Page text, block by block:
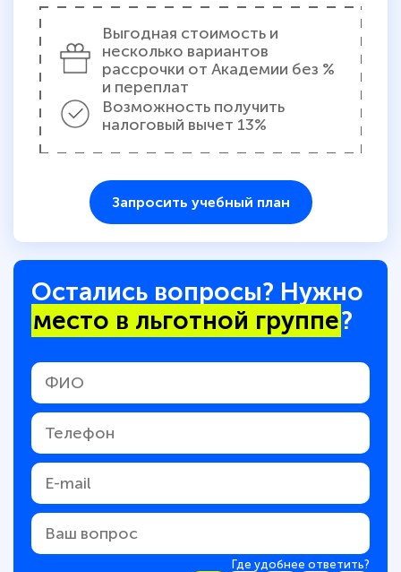
Выгодная стоимость и
несколько вариантов
рассрочки от Академии без %
и переплат
Возможность получить
налоговый вычет 13%
Запросить учебный план
Остались вопросы? Нужно
место в льготной группе?
Где удобнее ответить?